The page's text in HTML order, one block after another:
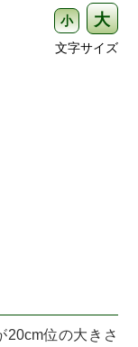
小 大
文字サイズ
20cm位の大きさ